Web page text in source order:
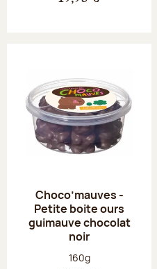
Choco’mauves -
Petite boite ours
guimauve chocolat
noir
Poids net :
160g